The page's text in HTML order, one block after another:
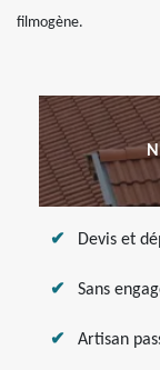
filmogène.
Devis et
Sans
Artisan